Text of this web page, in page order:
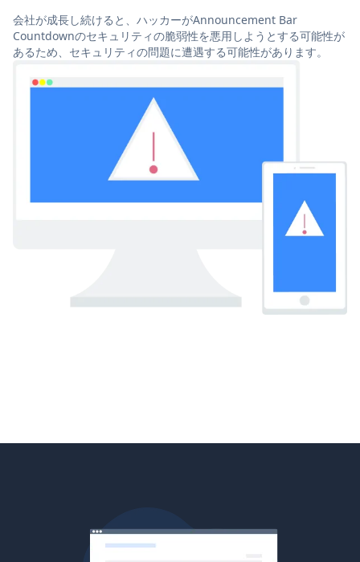
会社が成長し続けると、ハッカーがAnnouncement Bar
Countdownのセキュリティの脆弱性を悪用しようとする可能性が
あるため、セキュリティの問題に遭遇する可能性があります。